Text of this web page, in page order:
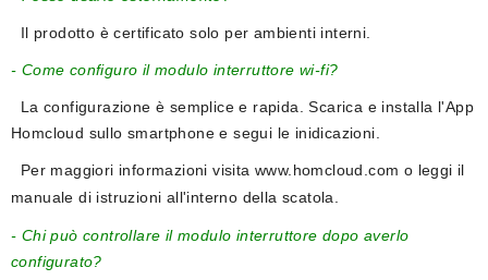
Il prodotto è certificato solo per ambienti interni.
- Come configuro il modulo interruttore wi-fi?
La configurazione è semplice e rapida. Scarica e installa l'App
Homcloud sullo smartphone e segui le inidicazioni.
Per maggiori informazioni visitawww.homcloud.com o leggi il
manuale di istruzioni all'interno della scatola.
- Chi può controllare il modulo interruttore dopo averlo
configurato?